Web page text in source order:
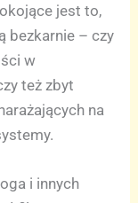
jest to,
bezkarnie – czy
w
też zbyt
na
i innych